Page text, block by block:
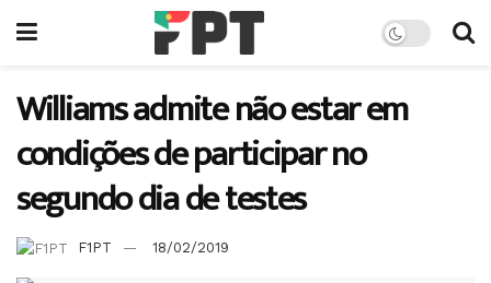
Williams admite não estar em
condições de participar no
segundo dia de testes
F1PT 18/02/2019